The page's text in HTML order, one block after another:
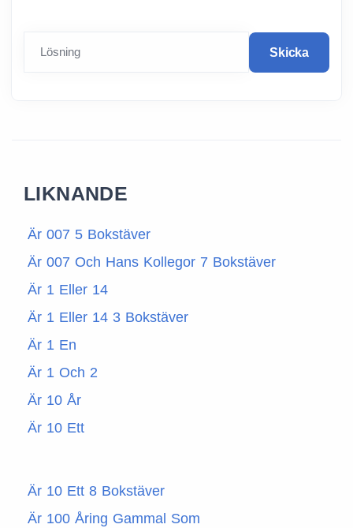
Lösning Skicka
LIKNANDE
Är 007 5 Bokstäver
Är 007 Och Hans Kollegor 7 Bokstäver
Är 1 Eller 14
Är 1 Eller 14 3 Bokstäver
Är 1 En
Är 1 Och 2
Är 10 År
Är 10 Ett
Är 10 Ett 8 Bokstäver
Är 100 Åring Gammal Som